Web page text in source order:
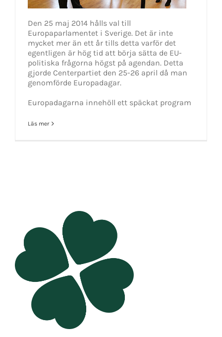
Den 25 maj 2014 hålls val till
Europaparlamentet i Sverige. Det är inte
mycket mer än ett år tills detta varför det
egentligen är hög tid att börja sätta de EU-
politiska frågorna högst på agendan. Detta
gjorde Centerpartiet den 25-26 april då man
genomförde Europadagar.
Europadagarna innehöll ett späckat program
Läs mer